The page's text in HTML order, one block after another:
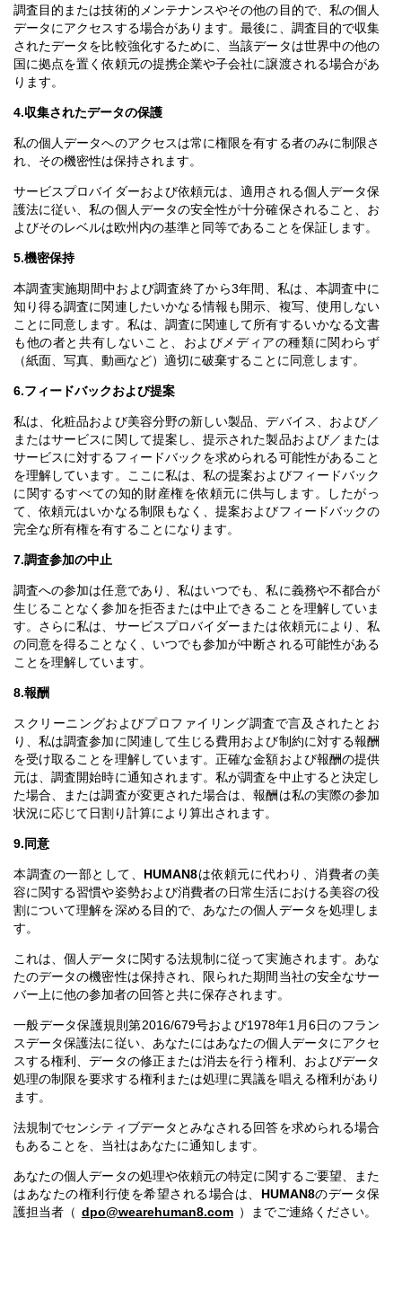
調査目的または技術的メンテナンスやその他の目的で、私の個人
データにアクセスする場合があります。最後に、調査目的で収集
されたデータを比較強化するために、当該データは世界中の他の
国に拠点を置く依頼元の提携企業や子会社に譲渡される場合があ
ります。
4.収集されたデータの保護
私の個人データへのアクセスは常に権限を有する者のみに制限さ
れ、その機密性は保持されます。
サービスプロバイダーおよび依頼元は、適用される個人データ保
護法に従い、私の個人データの安全性が十分確保されること、お
よびそのレベルは欧州内の基準と同等であることを保証します。
5.機密保持
本調査実施期間中および調査終了から3年間、私は、本調査中に
知り得る調査に関連したいかなる情報も開示、複写、使用しない
ことに同意します。私は、調査に関連して所有するいかなる文書
も他の者と共有しないこと、およびメディアの種類に関わらず
（紙面、写真、動画など）適切に破棄することに同意します。
6.フィードバックおよび提案
私は、化粧品および美容分野の新しい製品、デバイス、および／
またはサービスに関して提案し、提示された製品および／または
サービスに対するフィードバックを求められる可能性があること
を理解しています。ここに私は、私の提案およびフィードバック
に関するすべての知的財産権を依頼元に供与します。したがっ
て、依頼元はいかなる制限もなく、提案およびフィードバックの
完全な所有権を有することになります。
7.調査参加の中止
調査への参加は任意であり、私はいつでも、私に義務や不都合が
生じることなく参加を拒否または中止できることを理解していま
す。さらに私は、サービスプロバイダーまたは依頼元により、私
の同意を得ることなく、いつでも参加が中断される可能性がある
ことを理解しています。
8.報酬
スクリーニングおよびプロファイリング調査で言及されたとお
り、私は調査参加に関連して生じる費用および制約に対する報酬
を受け取ることを理解しています。正確な金額および報酬の提供
元は、調査開始時に通知されます。私が調査を中止すると決定し
た場合、または調査が変更された場合は、報酬は私の実際の参加
状況に応じて日割り計算により算出されます。
9.同意
本調査の一部として、 HUMAN8は依頼元に代わり、消費者の美
容に関する習慣や姿勢および消費者の日常生活における美容の役
割について理解を深める目的で、あなたの個人データを処理しま
す。
これは、個人データに関する法規制に従って実施されます。あな
たのデータの機密性は保持され、限られた期間当社の安全なサー
バー上に他の参加者の回答と共に保存されます。
一般データ保護規則第2016/679号および1978年1月6日のフラン
スデータ保護法に従い、あなたにはあなたの個人データにアクセ
スする権利、データの修正または消去を行う権利、およびデータ
処理の制限を要求する権利または処理に異議を唱える権利があり
ます。
法規制でセンシティブデータとみなされる回答を求められる場合
もあることを、当社はあなたに通知します。
あなたの個人データの処理や依頼元の特定に関するご要望、また
はあなたの権利行使を希望される場合は、 HUMAN8のデータ保
護担当者（ dpo@wearehuman8.com ）までご連絡ください。